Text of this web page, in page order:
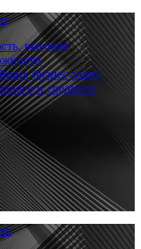
высокая
бизнес-задач.
и среднего